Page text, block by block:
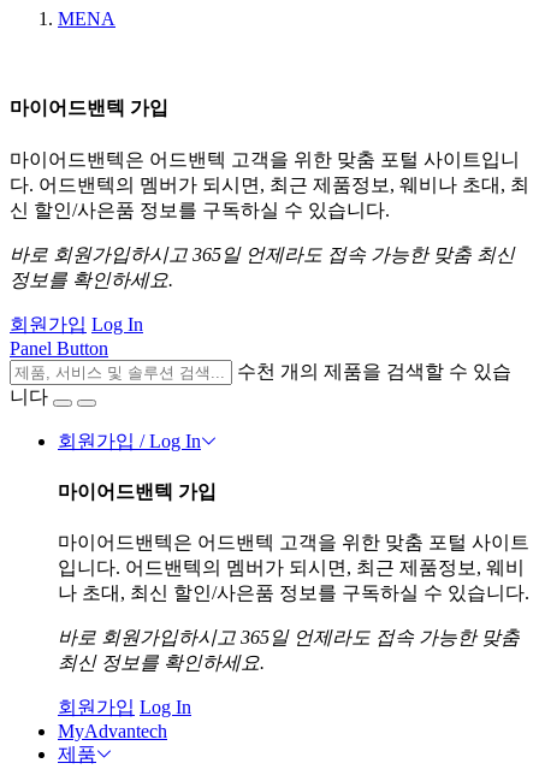
MENA
마이어드밴텍 가입
마이어드밴텍은 어드밴텍 고객을 위한 맞춤 포털 사이트입니
다. 어드밴텍의 멤버가 되시면, 최근 제품정보, 웨비나 초대, 최
신 할인/사은품 정보를 구독하실 수 있습니다.
바로 회원가입하시고 365일 언제라도 접속 가능한 맞춤 최신
정보를 확인하세요.
회원가입 Log In
Panel Button
수천 개의 제품을 검색할 수 있습
니다
회원가입 / Log In
마이어드밴텍 가입
마이어드밴텍은 어드밴텍 고객을 위한 맞춤 포털 사이트
입니다. 어드밴텍의 멤버가 되시면, 최근 제품정보, 웨비
나 초대, 최신 할인/사은품 정보를 구독하실 수 있습니다.
바로 회원가입하시고 365일 언제라도 접속 가능한 맞춤
최신 정보를 확인하세요.
회원가입 Log In
MyAdvantech
제품